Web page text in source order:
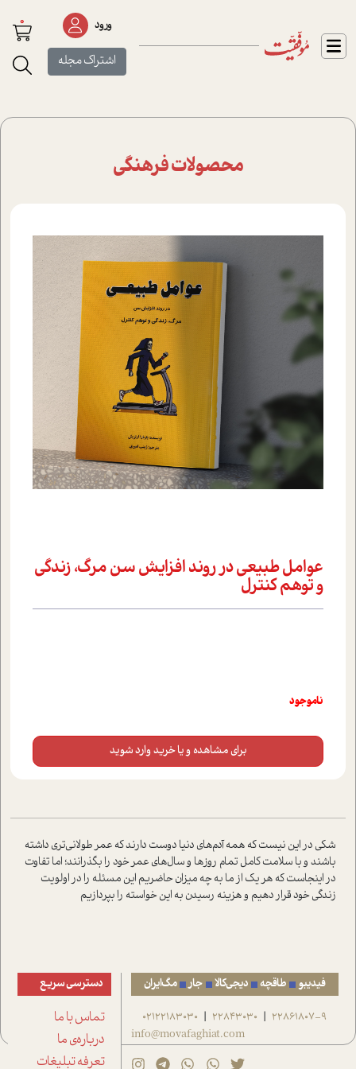
ورود
اشتراک مجله
0
محصولات فرهنگی
عوامل طبیعی در روند افزایش سن مرگ، زندگی
و توهم کنترل
ناموجود
برای مشاهده و یا خرید وارد شوید
شکی در این نیست که همه آدم‌های دنیا دوست دارند که عمر طولانی‌تری داشته
باشند و با سلامت کامل تمام روزها و سال‌های عمر خود را بگذرانند؛ اما تفاوت
در اینجاست که هر یک از ما به چه میزان حاضریم این مسئله را در اولویت
زندگی خود قرار دهیم و هزینه رسیدن به این خواسته را بپردازیم
فیدیبو طاقچه دیجی‌کالا جار مگ‌ایران
22861807-9
|
22843030
|
02122183030
info@movafaghiat.com
دسترسی سریع
تماس با ما
درباره‌ی ما
تعرفه تبلیغات